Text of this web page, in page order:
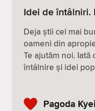
Idei de întâlniri.
Deja știi cel mai
oameni din
Te ajutăm noi.
întâlnire și idei
Pagoda